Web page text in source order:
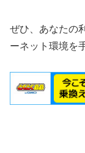
ぜひ、あなたの
ーネット環境を